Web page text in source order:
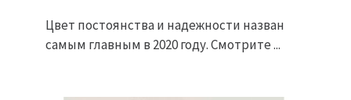
Цвет постоянства и надежности назван
самым главным в 2020 году. Смотрите ...